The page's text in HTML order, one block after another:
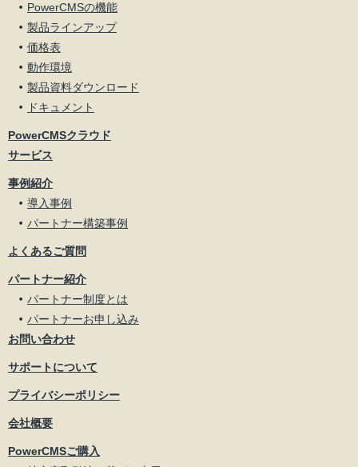
PowerCMSの機能
製品ラインアップ
価格表
動作環境
製品資料ダウンロード
ドキュメント
PowerCMSクラウド
サービス
事例紹介
導入事例
パートナー構築事例
よくあるご質問
パートナー紹介
パートナー制度とは
パートナーお申し込み
お問い合わせ
サポートについて
プライバシーポリシー
会社概要
PowerCMSご購入